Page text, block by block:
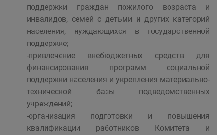
поддержки граждан пожилого возраста и
инвалидов, семей с детьми и других категорий
населения, нуждающихся в государственной
поддержке;
-привлечение внебюджетных средств для
финансирования программ социальной
поддержки населения и укрепления материально-
технической базы подведомственных
учреждений;
-организация подготовки и повышения
квалификации работников Комитета и